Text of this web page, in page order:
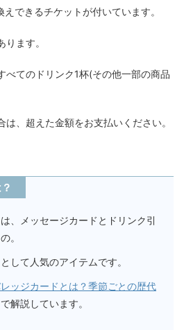
できるチケットが付いています。
ます。
べてのドリンク1杯(その他一部の商品
、超えた金額をお支払いください。
、メッセージカードとドリンク引
。
して人気のアイテムです。
ッジカードとは？季節ごとの歴代
で解説しています。